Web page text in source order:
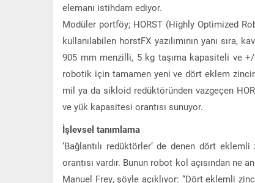
elemanı istihdam ediyor.
Modüler portföy; HORST (Highly Optimized
kullanılabilen horstFX yazılımının yanı sıra,
905 mm menzilli, 5 kg taşıma kapasiteli ve
robotik için tamamen yeni ve dört eklem
mil ya da sikloid redüktöründen vazgeçen
ve yük kapasitesi orantısı sunuyor.
İşlevsel tanımlama
‘Bağlantılı redüktörler’ de denen dört
orantısı vardır. Bunun robot kol açısından
Manuel Frey, şöyle açıklıyor: “Dört eklemli